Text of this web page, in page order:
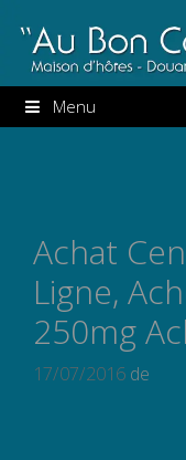
au
contenu
Menu
Achat
Ligne,
250mg
17/07/2016 de